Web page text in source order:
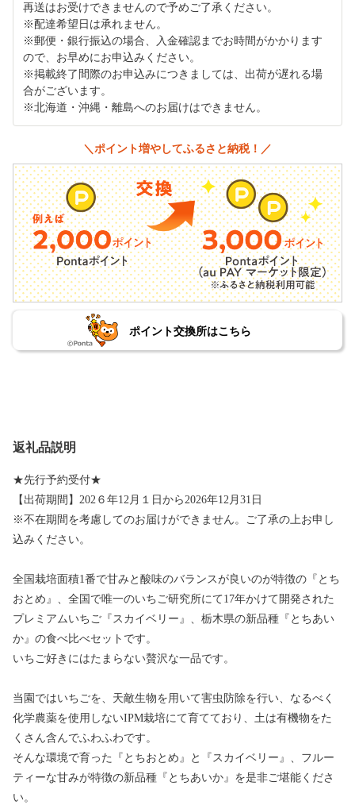
再送はお受けできませんので予めご了承ください。
※配達希望日は承れません。
※郵便・銀行振込の場合、入金確認までお時間がかかります
ので、お早めにお申込みください。
※掲載終了間際のお申込みにつきましては、出荷が遅れる場
合がございます。
※北海道・沖縄・離島へのお届けはできません。
＼ポイント増やしてふるさと納税！／
ポイント交換所はこちら
返礼品説明
★先行予約受付★
【出荷期間】202６年12月１日から2026年12月31日
※不在期間を考慮してのお届けができません。ご了承の上お申し
込みください。
全国栽培面積1番で甘みと酸味のバランスが良いのが特徴の『とち
おとめ』、全国で唯一のいちご研究所にて17年かけて開発された
プレミアムいちご『スカイベリー』、栃木県の新品種『とちあい
か』の食べ比べセットです。
いちご好きにはたまらない贅沢な一品です。
当園ではいちごを、天敵生物を用いて害虫防除を行い、なるべく
化学農薬を使用しないIPM栽培にて育てており、土は有機物をた
くさん含んでふわふわです。
そんな環境で育った『とちおとめ』と『スカイベリー』、フルー
ティーな甘みが特徴の新品種『とちあいか』を是非ご堪能くださ
い。